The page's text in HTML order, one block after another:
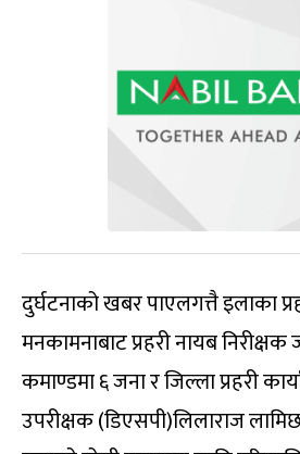
दुर्घटनाको खबर पाएलगत्तै इलाका
मनकामनाबाट प्रहरी नायब
कमाण्डमा ६ जना र जिल्ला प्रहरी
उपरीक्षक (डिएसपी)लिलाराज